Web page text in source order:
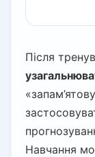
Після
Навчання